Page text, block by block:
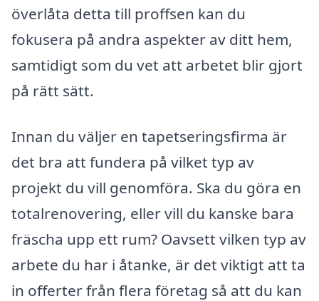
överlåta detta till proffsen kan du
fokusera på andra aspekter av ditt hem,
samtidigt som du vet att arbetet blir gjort
på rätt sätt.
Innan du väljer en tapetseringsfirma är
det bra att fundera på vilket typ av
projekt du vill genomföra. Ska du göra en
totalrenovering, eller vill du kanske bara
fräscha upp ett rum? Oavsett vilken typ av
arbete du har i åtanke, är det viktigt att ta
in offerter från flera företag så att du kan